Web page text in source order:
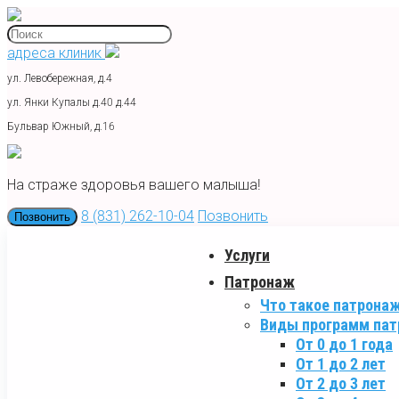
адреса клиник
ул. Левобережная, д.4
ул. Янки Купалы д.40 д.44
Бульвар Южный, д.16
На страже здоровья вашего малыша!
Позвонить 8 (831) 262-10-04 Позвонить
Услуги
Патронаж
Что такое
Виды программ
От 0 до 1 года
От 1 до 2 лет
От 2 до 3 лет